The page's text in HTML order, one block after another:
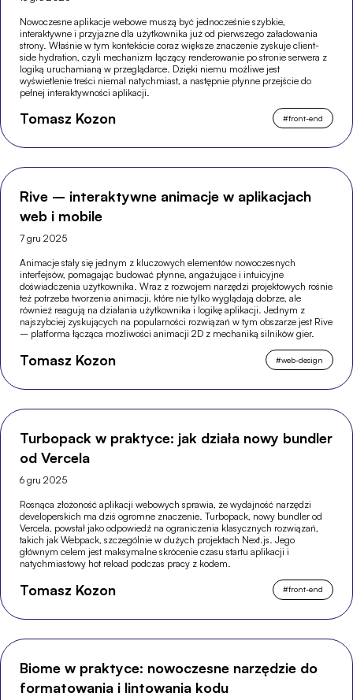
Nowoczesne aplikacje webowe muszą być jednocześnie szybkie,
interaktywne i przyjazne dla użytkownika już od pierwszego załadowania
strony. Właśnie w tym kontekście coraz większe znaczenie zyskuje client-
side hydration, czyli mechanizm łączący renderowanie po stronie serwera z
logiką uruchamianą w przeglądarce. Dzięki niemu możliwe jest
wyświetlenie treści niemal natychmiast, a następnie płynne przejście do
pełnej interaktywności aplikacji.
Tomasz Kozon #front-end
Rive – interaktywne animacje w aplikacjach
web i mobile
7 gru 2025
Animacje stały się jednym z kluczowych elementów nowoczesnych
interfejsów, pomagając budować płynne, angażujące i intuicyjne
doświadczenia użytkownika. Wraz z rozwojem narzędzi projektowych rośnie
też potrzeba tworzenia animacji, które nie tylko wyglądają dobrze, ale
również reagują na działania użytkownika i logikę aplikacji. Jednym z
najszybciej zyskujących na popularności rozwiązań w tym obszarze jest Rive
– platforma łącząca możliwości animacji 2D z mechaniką silników gier.
Tomasz Kozon #web-design
Turbopack w praktyce: jak działa nowy bundler
od Vercela
6 gru 2025
Rosnąca złożoność aplikacji webowych sprawia, że wydajność narzędzi
developerskich ma dziś ogromne znaczenie. Turbopack, nowy bundler od
Vercela, powstał jako odpowiedź na ograniczenia klasycznych rozwiązań,
takich jak Webpack, szczególnie w dużych projektach Next.js. Jego
głównym celem jest maksymalne skrócenie czasu startu aplikacji i
natychmiastowy hot reload podczas pracy z kodem.
Tomasz Kozon #front-end
Biome w praktyce: nowoczesne narzędzie do
formatowania i lintowania kodu